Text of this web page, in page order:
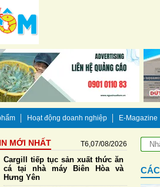
Hoạt động doanh nghiệp E-Magazine
MỚI NHẤT T6,07/08/2026
Cargill tiếp tục sản xuất thức ăn
cá tại nhà máy Biên Hòa và
Hưng Yên